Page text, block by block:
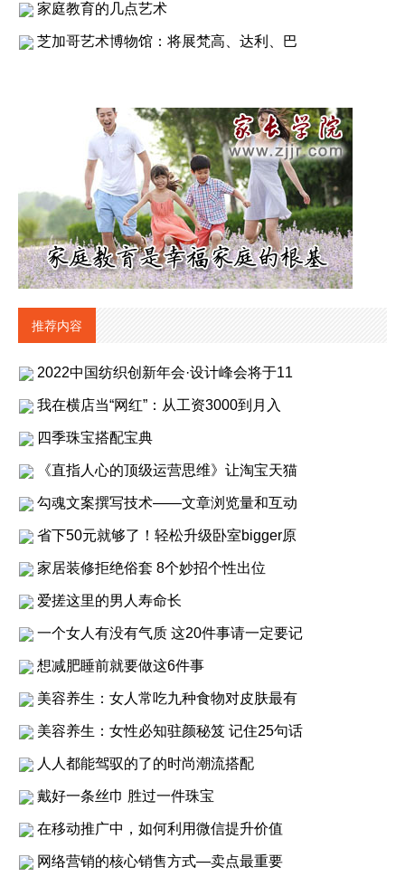
家庭教育的几点艺术
芝加哥艺术博物馆：将展梵高、达利、巴
推荐内容
2022中国纺织创新年会·设计峰会将于11
我在横店当“网红”：从工资3000到月入
四季珠宝搭配宝典
《直指人心的顶级运营思维》让淘宝天猫
勾魂文案撰写技术——文章浏览量和互动
省下50元就够了！轻松升级卧室bigger原
家居装修拒绝俗套 8个妙招个性出位
爱搓这里的男人寿命长
一个女人有没有气质 这20件事请一定要记
想减肥睡前就要做这6件事
美容养生：女人常吃九种食物对皮肤最有
美容养生：女性必知驻颜秘笈 记住25句话
人人都能驾驭的了的时尚潮流搭配
戴好一条丝巾 胜过一件珠宝
在移动推广中，如何利用微信提升价值
网络营销的核心销售方式—卖点最重要